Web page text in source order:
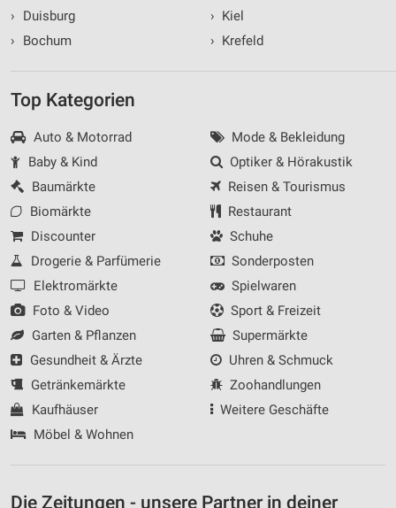
›
Duisburg
›
Bochum
› Kiel
› Krefeld
Top Kategorien
Auto & Motorrad
Baby & Kind
Baumärkte
Biomärkte
Discounter
Drogerie & Parfümerie
Elektromärkte
Foto & Video
Garten & Pflanzen
Gesundheit & Ärzte
Getränkemärkte
Kaufhäuser
Möbel & Wohnen
Mode & Bekleidung
Optiker & Hörakustik
Reisen & Tourismus
Restaurant
Schuhe
Sonderposten
Spielwaren
Sport & Freizeit
Supermärkte
Uhren & Schmuck
Zoohandlungen
Weitere Geschäfte
Die Zeitungen - unsere Partner in deiner